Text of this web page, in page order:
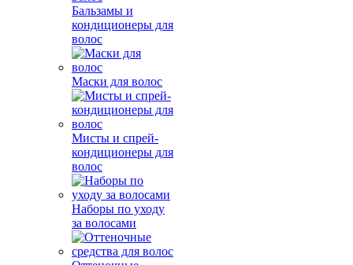
Бальзамы и
кондиционеры для
волос
Маски для волос
Мисты и спрей-
кондиционеры для
волос
Наборы по уходу
за волосами